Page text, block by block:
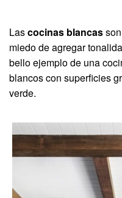
Lascocinas blancas
miedo de agregar
bello ejemplo de una
blancos con superficies
verde.